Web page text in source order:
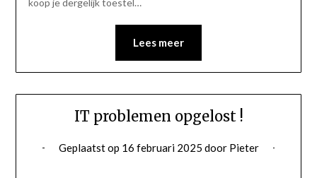
koop je dergelijk toestel…
Lees meer
IT problemen opgelost !
Geplaatst op 16 februari 2025 door Pieter